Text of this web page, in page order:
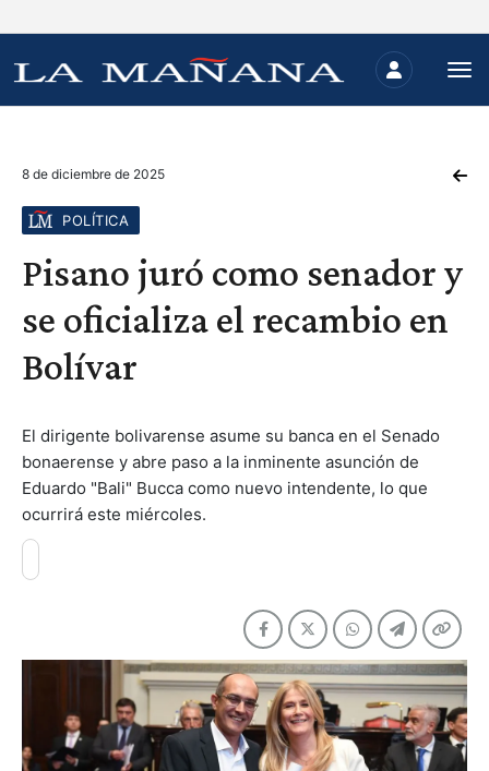
8 de diciembre de 2025
POLÍTICA
Pisano juró como senador y
se oficializa el recambio en
Bolívar
El dirigente bolivarense asume su banca en el Senado
bonaerense y abre paso a la inminente asunción de
Eduardo "Bali" Bucca como nuevo intendente, lo que
ocurrirá este miércoles.